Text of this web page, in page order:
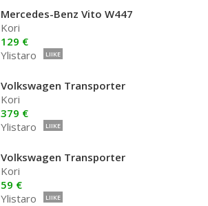
Mercedes-Benz Vito W447
Kori
129 €
Ylistaro
LIIKE
Volkswagen Transporter
Kori
379 €
Ylistaro
LIIKE
Volkswagen Transporter
Kori
59 €
Ylistaro
LIIKE